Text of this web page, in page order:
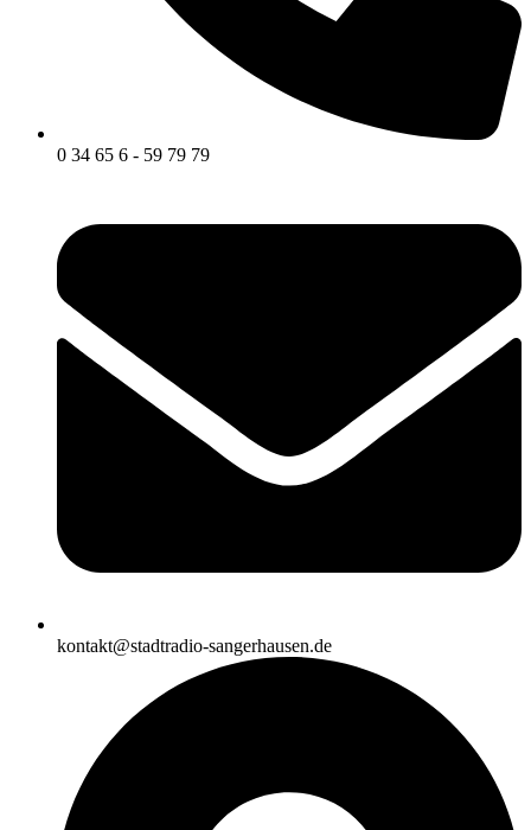
0 34 65 6 - 59 79 79
kontakt@stadtradio-sangerhausen.de